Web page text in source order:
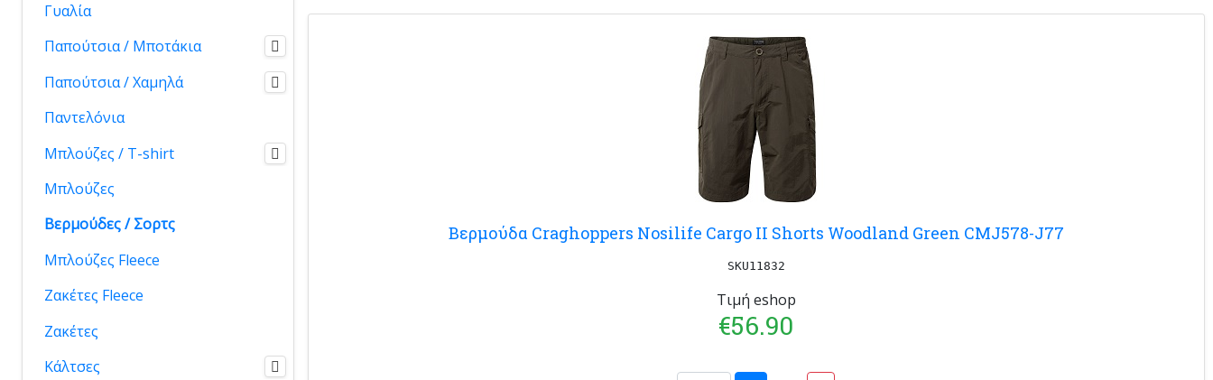
Βερμούδα Craghoppers Nosilife Cargo II Shorts Woodland Green CMJ578-J77
SKU11832
Τιμή eshop
€56.90
Γυαλία
Παπούτσια / Μποτάκια
Παπούτσια / Χαμηλά
Παντελόνια
Μπλούζες / T-shirt
Μπλούζες
Βερμούδες / Σορτς
Μπλούζες Fleece
Ζακέτες Fleece
Ζακέτες
Κάλτσες